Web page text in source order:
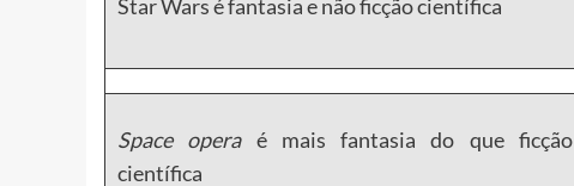
Star Wars é fantasia e não ficção científica
Space operaé mais fantasia do que ficção
científica